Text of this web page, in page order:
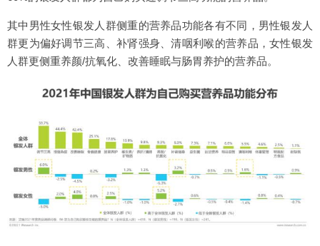
其中男性女性银发人群侧重的营养品功能各有不同，男性银发人
群更为偏好调节三高、补肾强身、清咽利喉的营养品，女性银发
人群更侧重养颜/抗氧化、改善睡眠与肠胃养护的营养品。